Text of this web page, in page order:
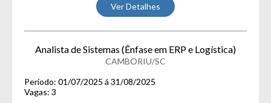
Ver Detalhes
Analista de Sistemas (Ênfase em ERP e Logística)
CAMBORIU/SC
Período: 01/07/2025 á 31/08/2025
Vagas: 3